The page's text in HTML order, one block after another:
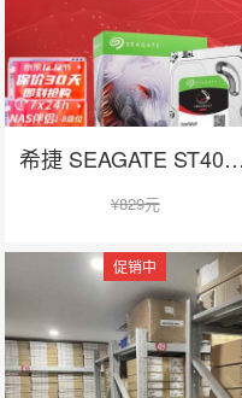
希捷 SEAGATE ST4000VN006
¥829元
促销中